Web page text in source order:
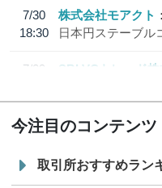
7/30
18:30
株式会社モアクト
日本円ステーブル
7/29
SBI VCトレード株
今注目のコンテンツ
取引所おすすめラン